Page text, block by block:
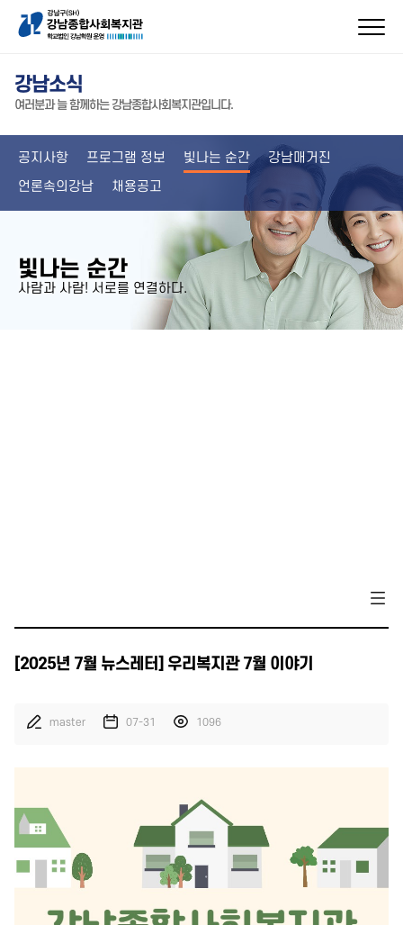
강남소식
여러분과 늘 함께하는 강남종합사회복지관입니다.
공지사항 프로그램 정보 빛나는 순간
강남매거진
언론속의강남
채용공고
빛나는 순간
사람과 사람! 서로를 연결하다.
[2025년 7월 뉴스레터] 우리복지관 7월 이야기
master 07-31 1096